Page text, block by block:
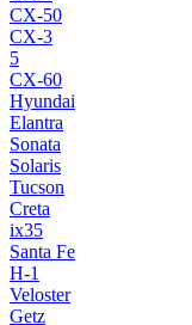
CX-50
CX-3
5
CX-60
Hyundai
Elantra
Sonata
Solaris
Tucson
Creta
ix35
Santa Fe
H-1
Veloster
Getz